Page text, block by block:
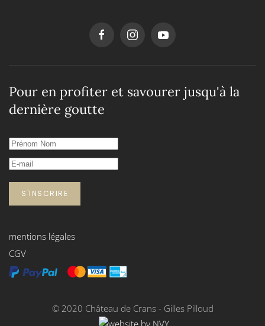
Pour en profiter et savourer jusqu'à la
dernière goutte
S'INSCRIRE
mentions légales
CGV
© 2020 Château de Crans - Gilles Pilloud